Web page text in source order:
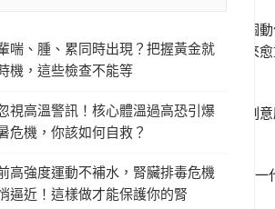
中是多麼令人溫馨及具有正面力量的一個
了焦，有時也令人尷尬。由於成年人愈來
往讓人在微笑時遮遮掩掩，不夠自信，刻
的高度等，這些現象現在可以藉由最新一
及牙脊整形術。
喘、腫、累同時出現？把握黃金就
機，這些檢查不能等
視高溫警訊！核心體溫過高恐引爆
危機，你該如何自救？
高強度運動不補水，腎臟排毒危機
逼近！這樣做才能保護你的腎